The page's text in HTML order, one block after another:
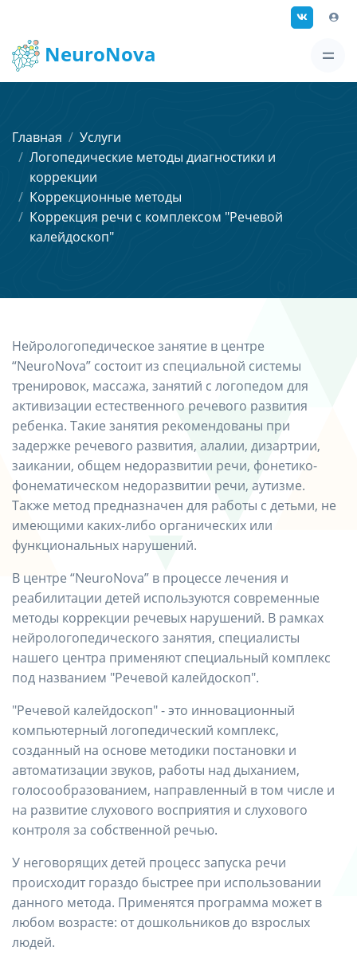
NeuroNova
Главная
Услуги
Логопедические методы диагностики и
коррекции
Коррекционные методы
Коррекция речи с комплексом "Речевой
калейдоскоп"
Нейрологопедическое занятие в центре
“NeuroNova” состоит из специальной системы
тренировок, массажа, занятий с логопедом для
активизации естественного речевого развития
ребенка. Такие занятия рекомендованы при
задержке речевого развития, алалии, дизартрии,
заикании, общем недоразвитии речи, фонетико-
фонематическом недоразвитии речи, аутизме.
Также метод предназначен для работы с детьми, не
имеющими каких-либо органических или
функциональных нарушений.
В центре “NeuroNova” в процессе лечения и
реабилитации детей используются современные
методы коррекции речевых нарушений. В рамках
нейрологопедического занятия, специалисты
нашего центра применяют специальный комплекс
под названием "Речевой калейдоскоп".
"Речевой калейдоскоп" - это инновационный
компьютерный логопедический комплекс,
созданный на основе методики постановки и
автоматизации звуков, работы над дыханием,
голосообразованием, направленный в том числе и
на развитие слухового восприятия и слухового
контроля за собственной речью.
У неговорящих детей процесс запуска речи
происходит гораздо быстрее при использовании
данного метода. Применятся программа может в
любом возрасте: от дошкольников до взрослых
людей.